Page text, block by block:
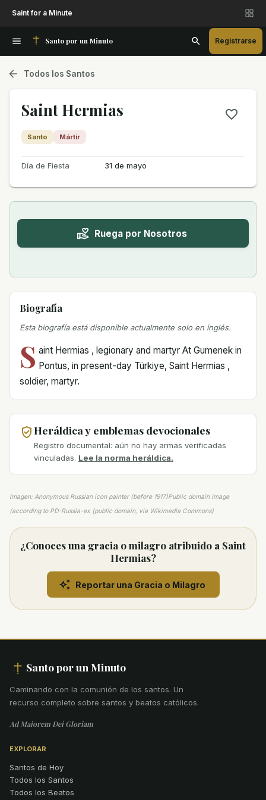
Saint for a Minute
Santo por un Minuto Registrarse
Todos los Santos
Saint Hermias
Santo Mártir
Día de Fiesta 31 de mayo
Ruega por Nosotros
Biografía
Esta biografía está disponible actualmente solo en inglés.
S aint Hermias , legionary and martyr At Gumenek in
Pontus, in present-day Türkiye, Saint Hermias ,
soldier, martyr.
Heráldica y emblemas devocionales
Registro documental: aún no hay armas verificadas
vinculadas. Lee la norma heráldica.
Imagen: Anonymous Russian icon painter (before 1917)Public domain image
(according to PD-Russia-ex (public domain, via Wikimedia Commons)
¿Conoces una gracia o milagro atribuido a Saint
Hermias?
Reportar una Gracia o Milagro
Santo por un Minuto
Caminando con la comunión de los santos. Un
recurso completo sobre santos y beatos católicos.
Ad Maiorem Dei Gloriam
EXPLORAR
Santos de Hoy
Todos los Santos
Todos los Beatos